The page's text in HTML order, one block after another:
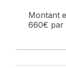
Montant
660€ par